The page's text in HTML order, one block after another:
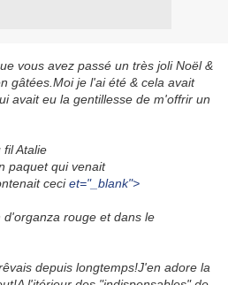
vous avez passé un très joli Noël &
gâtées.Moi je l'ai été & cela avait
avait eu la gentillesse de m'offrir un
fil Atalie
paquet qui venait
ceci et="_blank">
rouge et dans le
depuis longtemps!J'en adore la